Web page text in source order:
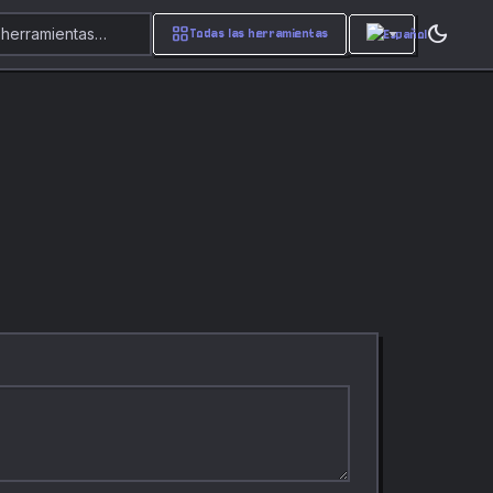
grid_viewTodas las herramientas dark_mode